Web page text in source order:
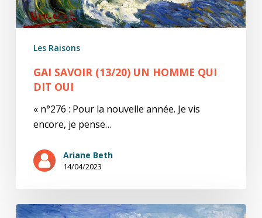
Les Raisons
GAI SAVOIR (13/20) UN HOMME QUI
DIT OUI
« n°276 : Pour la nouvelle année. Je vis
encore, je pense…
Ariane Beth
14/04/2023
Gai